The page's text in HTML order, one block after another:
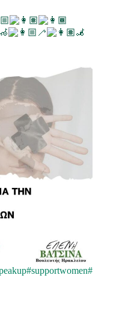
#supportwomen#